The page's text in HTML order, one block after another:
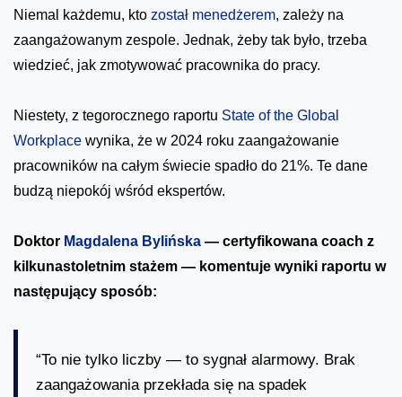
Niemal każdemu, kto został menedżerem, zależy na
zaangażowanym zespole. Jednak, żeby tak było, trzeba
wiedzieć, jak zmotywować pracownika do pracy.
Niestety, z tegorocznego raportu State of the Global
Workplace wynika, że w 2024 roku zaangażowanie
pracowników na całym świecie spadło do 21%. Te dane
budzą niepokój wśród ekspertów.
Doktor Magdalena Bylińska — certyfikowana coach z
kilkunastoletnim stażem — komentuje wyniki raportu w
następujący sposób:
“To nie tylko liczby — to sygnał alarmowy. Brak
zaangażowania przekłada się na spadek